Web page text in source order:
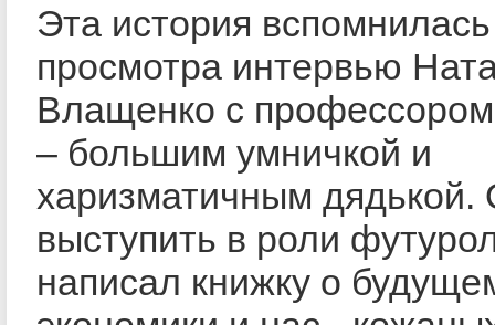
Эта история
просмотра интервью
Влащенко с
– большим умничкой и
харизматичным
выступить в роли
написал книжку о